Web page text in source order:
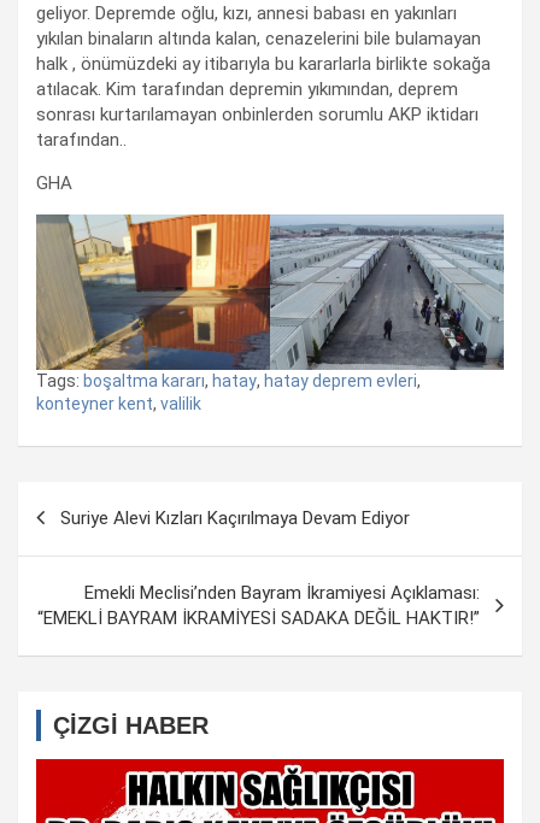
geliyor. Depremde oğlu, kızı, annesi babası en yakınları
yıkılan binaların altında kalan, cenazelerini bile bulamayan
halk , önümüzdeki ay itibarıyla bu kararlarla birlikte sokağa
atılacak. Kim tarafından depremin yıkımından, deprem
sonrası kurtarılamayan onbinlerden sorumlu AKP iktidarı
tarafından..
GHA
Tags: boşaltma kararı, hatay, hatay deprem evleri,
konteyner kent, valilik
dolaşımı
Suriye Alevi Kızları Kaçırılmaya Devam Ediyor
Emekli Meclisi’nden Bayram İkramiyesi Açıklaması:
“EMEKLİ BAYRAM İKRAMİYESİ SADAKA DEĞİL HAKTIR!”
ÇİZGİ HABER